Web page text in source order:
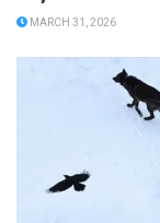
MARCH 31, 2026